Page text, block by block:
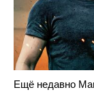
Ещё недавно